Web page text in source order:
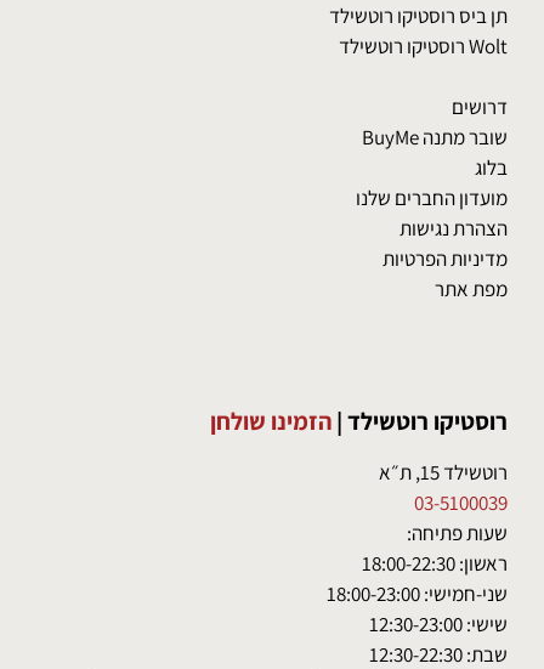
תן ביס רוסטיקו רוטשילד
Wolt רוסטיקו רוטשילד
דרושים
שובר מתנה BuyMe
בלוג
מועדון החברים שלנו
הצהרת נגישות
מדיניות הפרטיות
מפת אתר
רוסטיקו רוטשילד|הזמינו שולחן
רוטשילד 15, ת״א
03-5100039
שעות פתיחה:
ראשון: 18:00-22:30
שני-חמישי: 18:00-23:00
שישי: 12:30-23:00
שבת: 12:30-22:30